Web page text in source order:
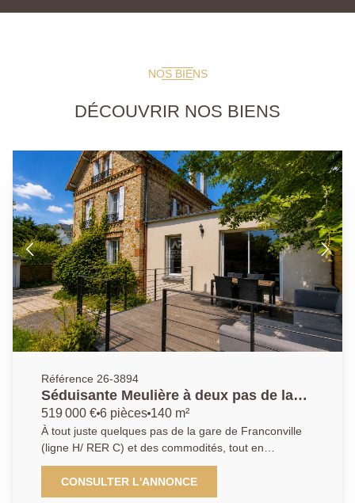
NOS BIENS
DÉCOUVRIR NOS BIENS
Référence 26-3894
Séduisante Meulière à deux pas de la
gare de Franconville!
519 000 € 6 pièces 140 m²
À tout juste quelques pas de la gare de Franconville
(ligne H/ RER C) et des commodités, tout en
bénéficiant d'un environnement calme, découvrez
cette élégante meulière pleine de caractère, édifiée
sur un terrain de 567 m² avec un agréable jardin
CONSULTER L'ANNONCE